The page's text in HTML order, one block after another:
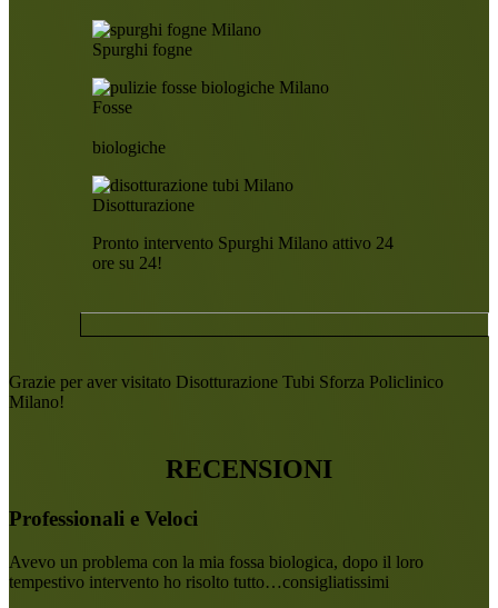
Spurghi fogne
Fosse
biologiche
Disotturazione
Pronto intervento Spurghi Milano attivo 24
ore su 24!
Grazie per aver visitato Disotturazione Tubi Sforza Policlinico
Milano!
RECENSIONI
Professionali e Veloci
Avevo un problema con la mia fossa biologica, dopo il loro
tempestivo intervento ho risolto tutto…consigliatissimi